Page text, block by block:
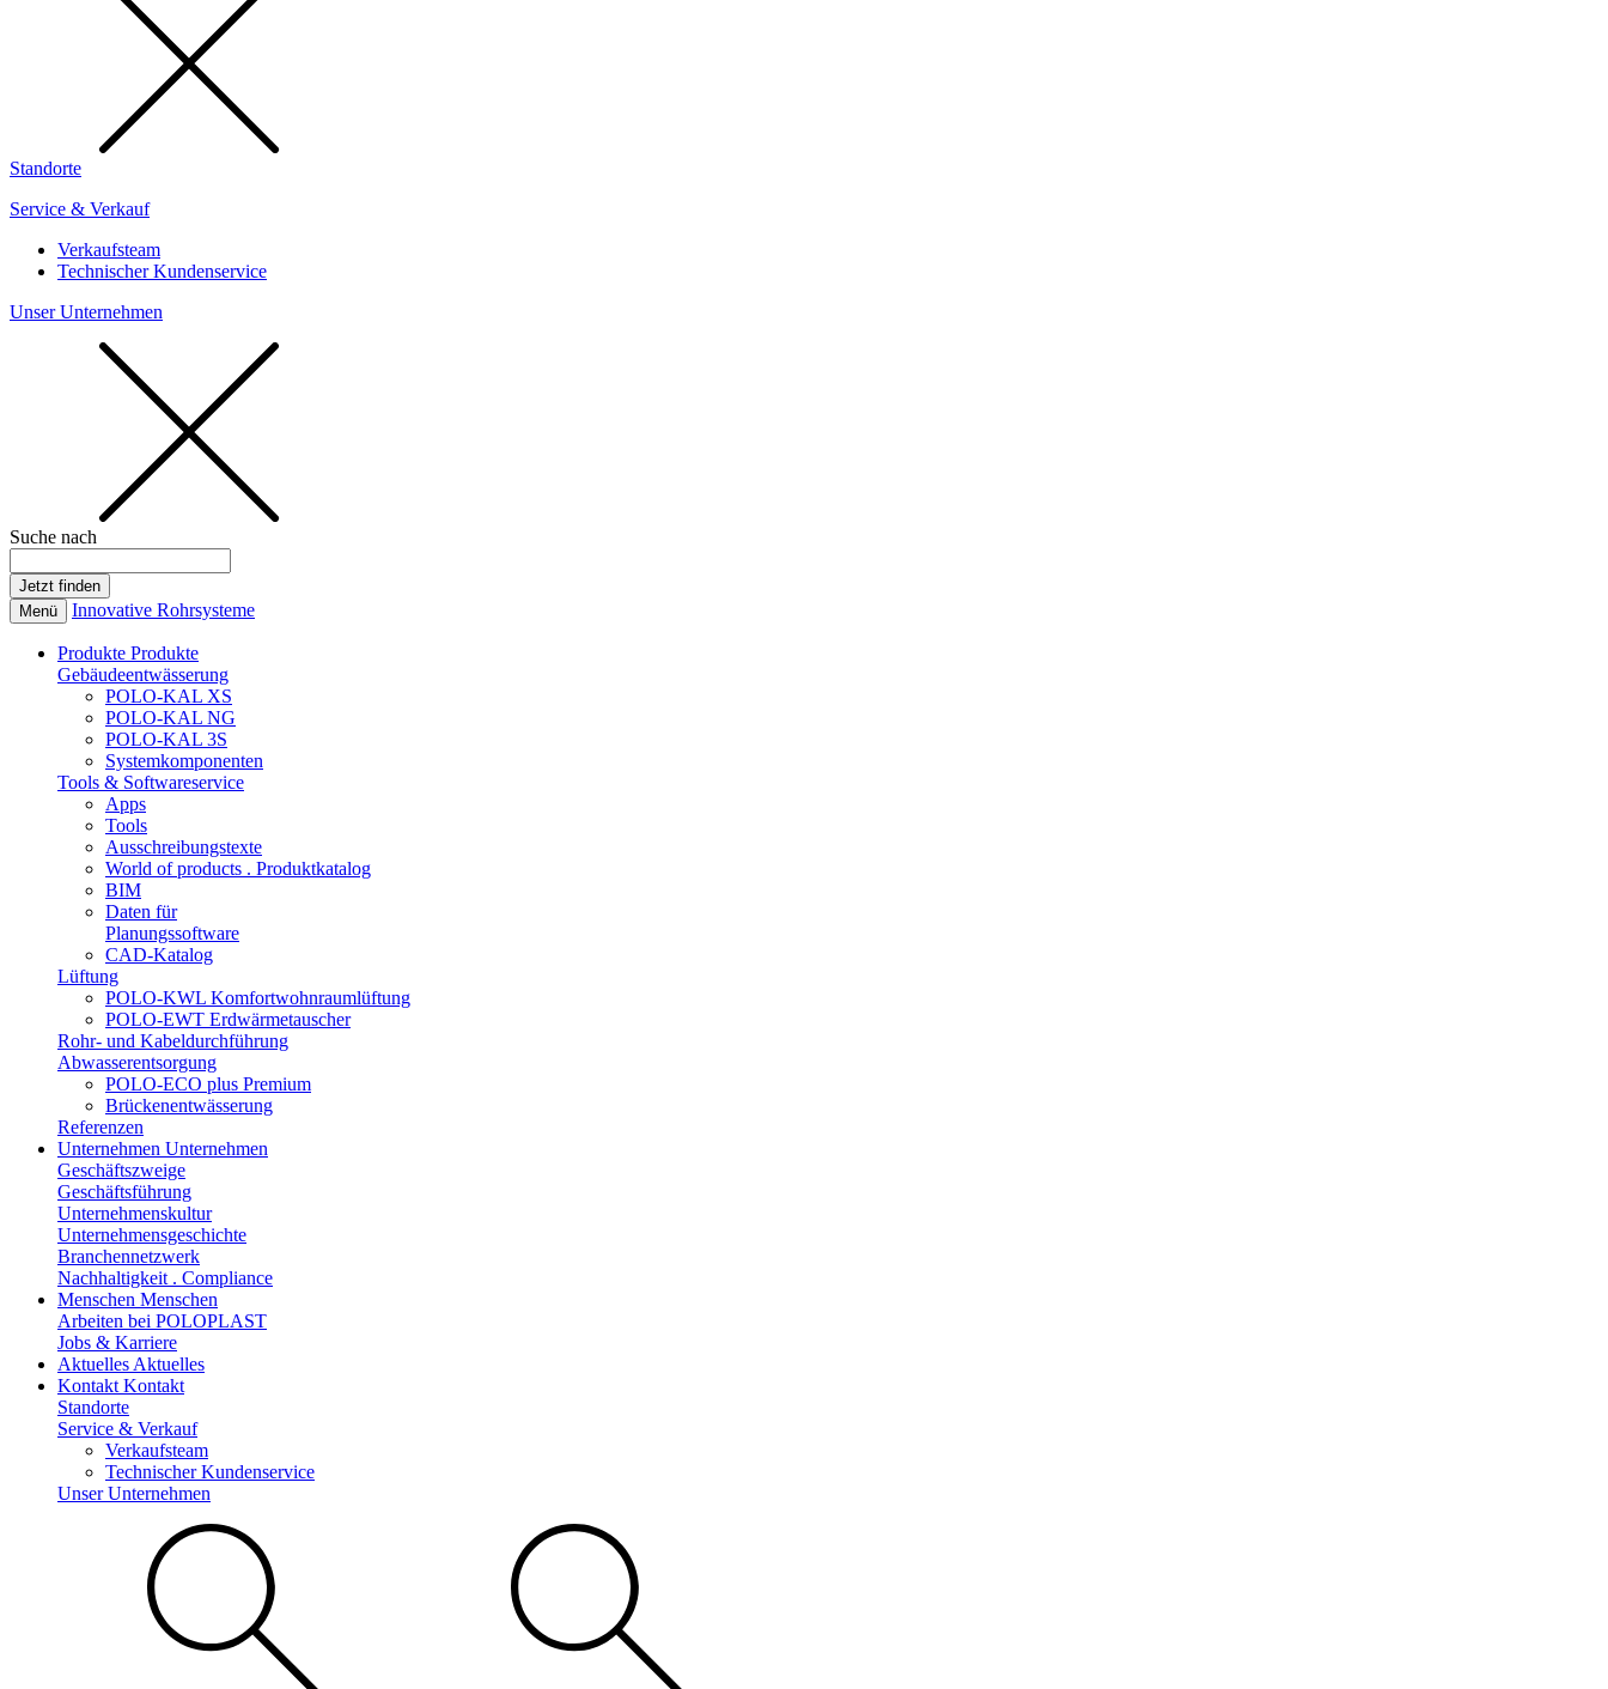
Standorte
Service & Verkauf
Verkaufsteam
Technischer Kundenservice
Unser Unternehmen
Suche nach
Menü Innovative Rohrsysteme
Produkte Produkte
Gebäudeentwässerung
POLO-KAL XS
POLO-KAL NG
POLO-KAL 3S
Systemkomponenten
Tools & Softwareservice
Apps
Tools
Ausschreibungstexte
World of products . Produktkatalog
BIM
Daten für
Planungssoftware
CAD-Katalog
Lüftung
POLO-KWL Komfortwohnraumlüftung
POLO-EWT Erdwärmetauscher
Rohr- und Kabeldurchführung
Abwasserentsorgung
POLO-ECO plus Premium
Brückenentwässerung
Referenzen
Unternehmen Unternehmen
Geschäftszweige
Geschäftsführung
Unternehmenskultur
Unternehmensgeschichte
Branchennetzwerk
Nachhaltigkeit . Compliance
Menschen Menschen
Arbeiten bei POLOPLAST
Jobs & Karriere
Aktuelles Aktuelles
Kontakt Kontakt
Standorte
Service & Verkauf
Verkaufsteam
Technischer Kundenservice
Unser Unternehmen